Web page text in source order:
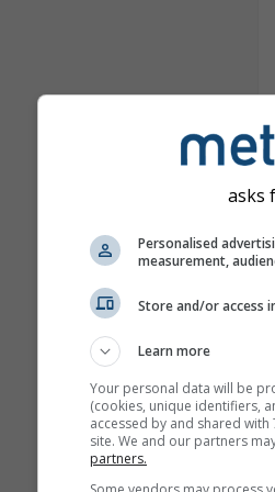
asks
Personalised
measurement,
Store and/or access
Learn more
Your personal data will be
(cookies, unique identifiers,
accessed by and shared
site. We and our partners
partners.